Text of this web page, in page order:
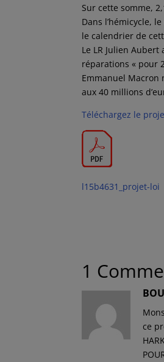
Sur cette somme,
Dans l’hémicycle,
le calendrier de
Le LR Julien
réparations « pour
Emmanuel Macron
aux 40 millions
Téléchargez le
l15b4631_projet-loi
1
ce